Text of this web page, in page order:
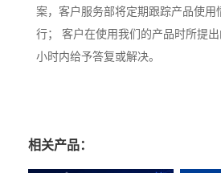
案，客户服务部将定期跟踪产品使用
行； 客户在使用我们的产品时所提
小时内给予答复或解决。
相关产品：